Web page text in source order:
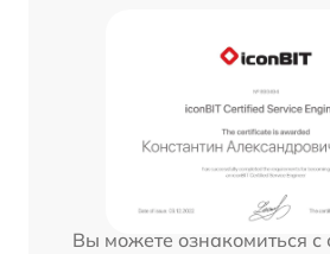
Вы можете ознакомиться с